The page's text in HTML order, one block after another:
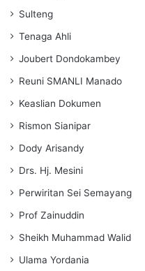
Sulteng
Tenaga Ahli
Joubert Dondokambey
Reuni SMANLI Manado
Keaslian Dokumen
Rismon Sianipar
Dody Arisandy
Drs. Hj. Mesini
Perwiritan Sei Semayang
Prof Zainuddin
Sheikh Muhammad Walid
Ulama Yordania